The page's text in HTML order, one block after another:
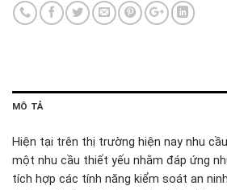
MÔ TẢ
Hiện tại trên thị trường hiện nay nhu
một nhu cầu thiết yếu nhằm đáp ứng
tích hợp các tính năng kiểm soát an